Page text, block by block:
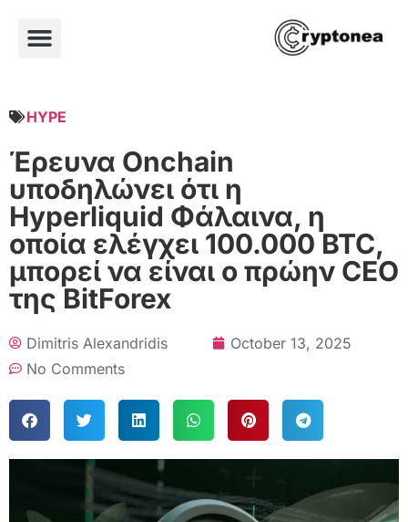
HYPE
Έρευνα Onchain
υποδηλώνει ότι η
Hyperliquid Φάλαινα, η
οποία ελέγχει 100.000 BTC,
μπορεί να είναι ο πρώην CEO
της BitForex
Dimitris Alexandridis
October 13, 2025
No Comments